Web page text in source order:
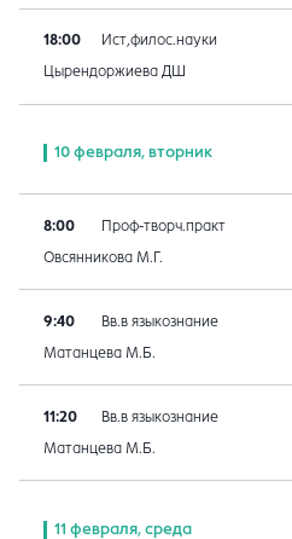
18:00 Ист,филос.науки
Цырендоржиева ДШ
10 февраля, вторник
8:00 Проф-творч.практ
Овсянникова М.Г.
9:40 Вв.в языкознание
Матанцева М.Б.
11:20 Вв.в языкознание
Матанцева М.Б.
11 февраля, среда